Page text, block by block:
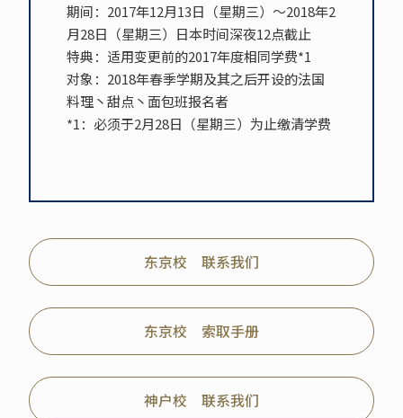
期间：2017年12月13日（星期三）～2018年2
月28日（星期三）日本时间深夜12点截止
特典：适用变更前的2017年度相同学费*1
对象：2018年春季学期及其之后开设的法国
料理丶甜点丶面包班报名者
*1：必须于2月28日（星期三）为止缴清学费
东京校 联系我们
东京校 索取手册
神户校 联系我们